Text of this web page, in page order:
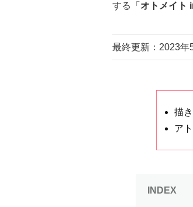
する「 オトメイト
最終更新：2023年
描
ア